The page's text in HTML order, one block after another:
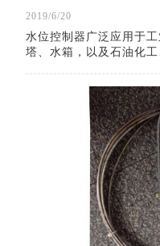
2019/6/20
水位控制器广泛应用于
塔、水箱，以及石油化